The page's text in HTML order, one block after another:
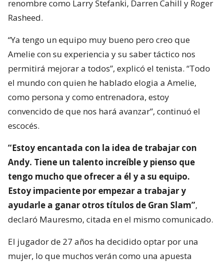
renombre como Larry Stefanki, Darren Cahill y Roger
Rasheed.
“Ya tengo un equipo muy bueno pero creo que
Amelie con su experiencia y su saber táctico nos
permitirá mejorar a todos”, explicó el tenista. “Todo
el mundo con quien he hablado elogia a Amelie,
como persona y como entrenadora, estoy
convencido de que nos hará avanzar”, continuó el
escocés.
“Estoy encantada con la idea de trabajar con
Andy. Tiene un talento increíble y pienso que
tengo mucho que ofrecer a él y a su equipo.
Estoy impaciente por empezar a trabajar y
ayudarle a ganar otros títulos de Gran Slam”,
declaró Mauresmo, citada en el mismo comunicado.
El jugador de 27 años ha decidido optar por una
mujer, lo que muchos verán como una apuesta